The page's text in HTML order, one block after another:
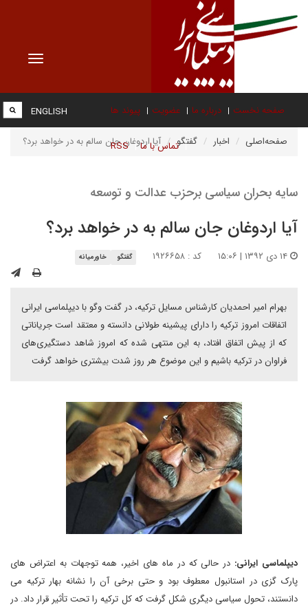
Toggle
صفحه نخست درباره ما عضویت پیوند ها
تماس با ما RSS
ENGLISH
صفحه‌اصلی اخبار گفتگو آیا اردوغان جان سالم به در خواهد برد؟
سایه بحران سیاسی برحزب عدالت و توسعه
آیا اردوغان جان سالم به در خواهد برد؟
کد : ۱۹۲۶۶۵۸ گفتگو خاورمیانه
بهرام امیر احمدیان کارشناس مسایل ترکیه، در گفت وگو با دیپلماسی ایرانی
اتفاقات امروز ترکیه را دارای پیشینه طولانی دانسته و معتقد است جریاناتی
که از پیش اتفاق افتاد، به این منتهی شده‌ که امروز شاهد دستگیری‌های
فراوان در ترکیه باشیم و این موضوع هر روز شدت بیشتری خواهد گرفت
دیپلماسی ایرانی: در حالی که در ماه های اخیر، همه توجهات به اعتراض های
پارک گزی در استانبول معطوف بود و حتی برخی آن را نشانه بهار ترکیه می
دانستند، تحول سیاسی دیگری شکل گرفت که کل ترکیه را تحت تأثیر قرار داد. در